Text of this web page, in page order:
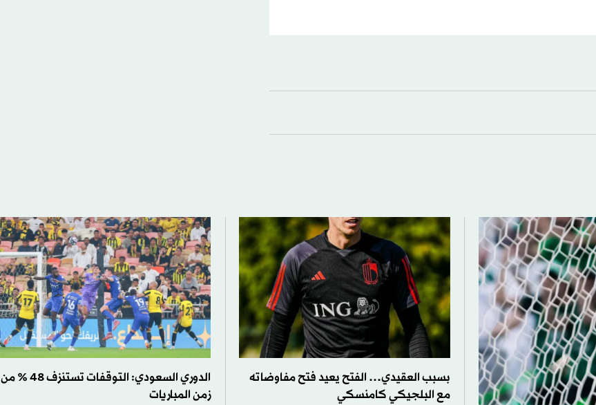
بسبب العقيدي… الفتح يعيد فتح مفاوضاته
مع البلجيكي كامنسكي
الدوري السعودي: التوقفات تستنزف 48 % من
زمن المباريات